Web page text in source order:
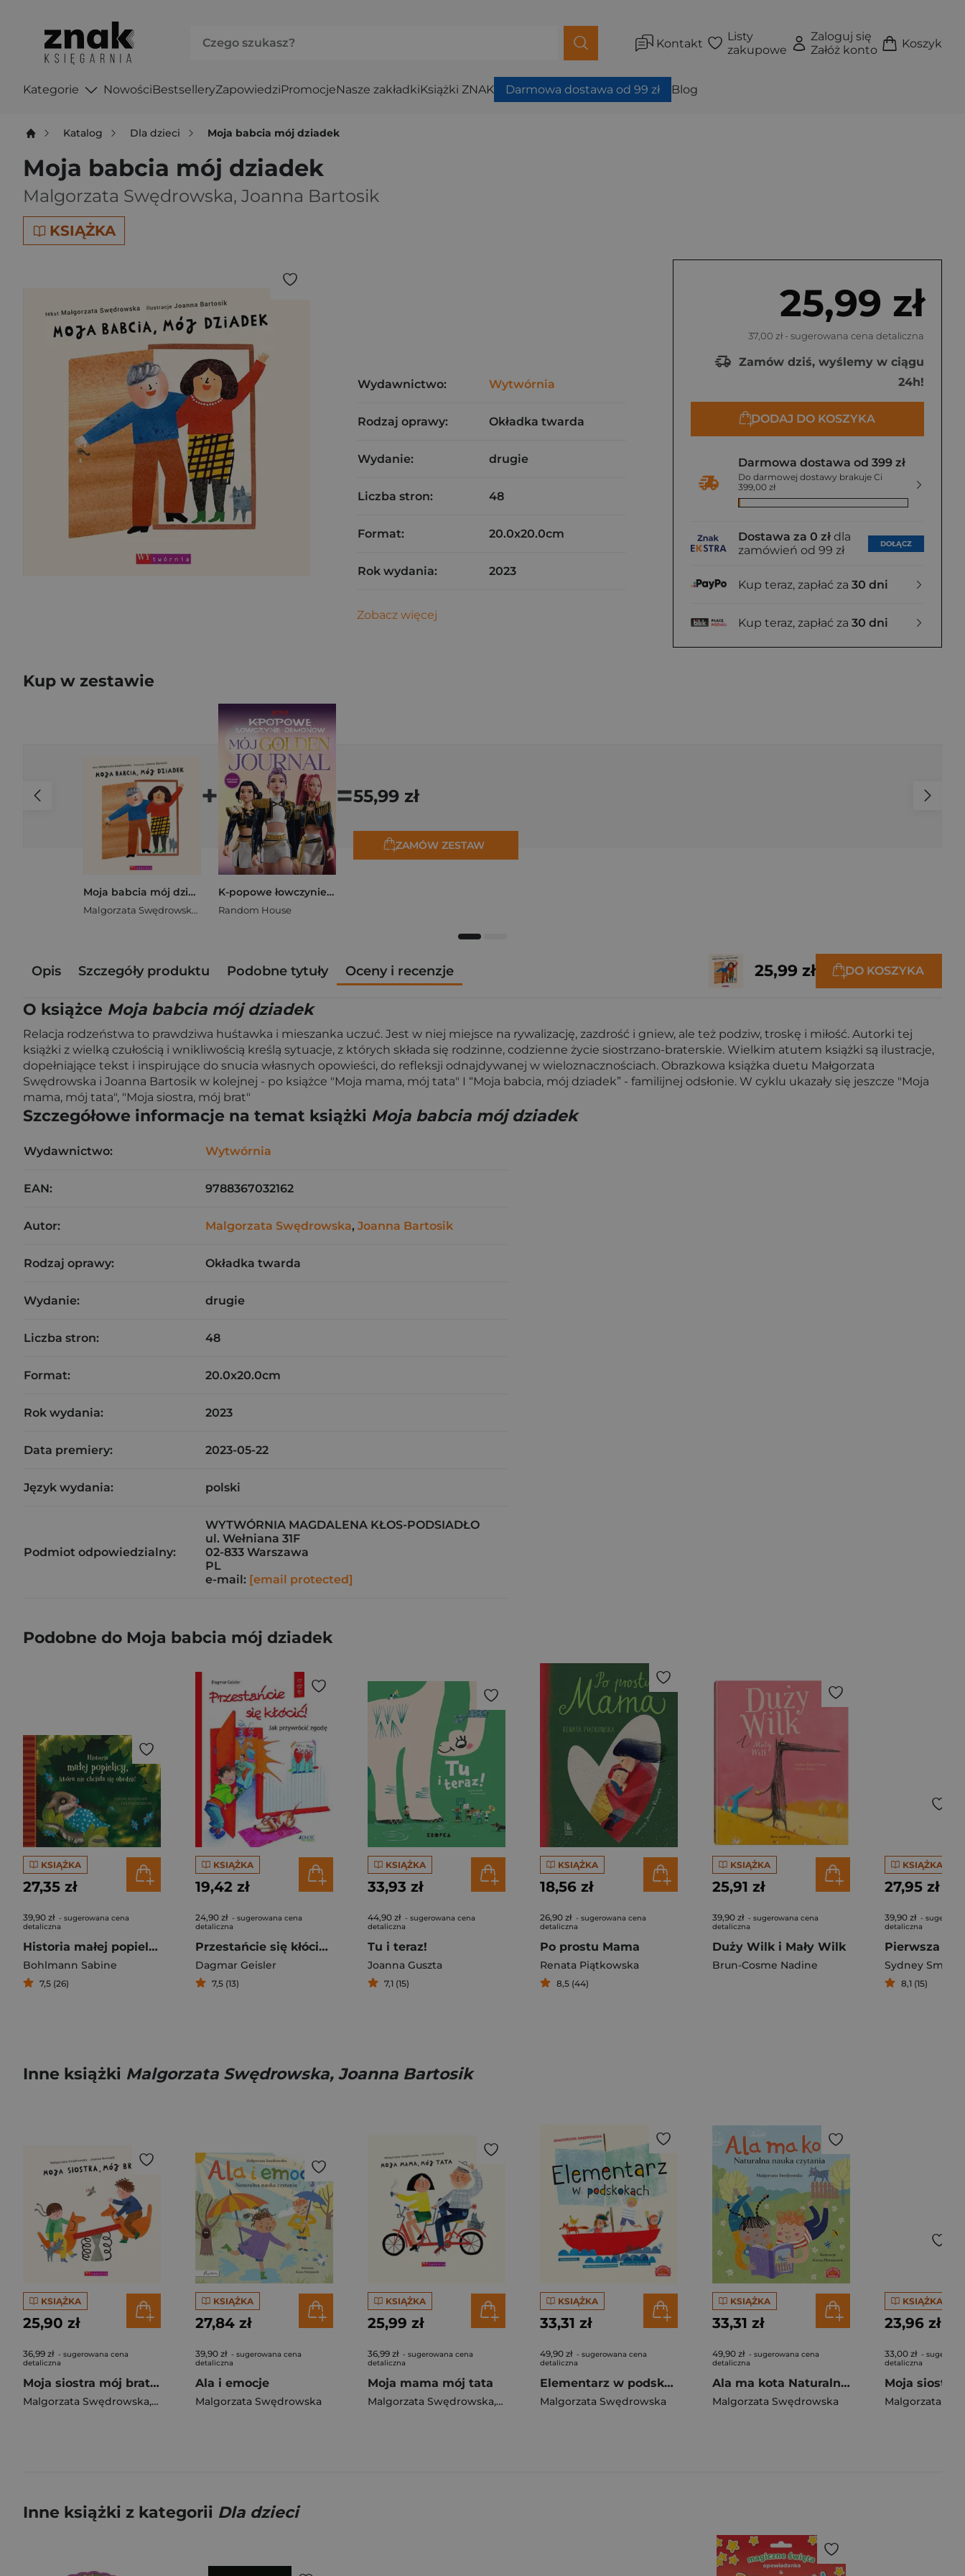
Kontakt
Listy
zakupowe
Zaloguj się
Załóż konto
Koszyk
Kategorie NowościBestselleryZapowiedziPromocjeNasze zakładkiKsiążki ZNAK Darmowa dostawa od 99 zł Blog
Katalog Dla dzieci Moja babcia mój dziadek
Moja babcia mój dziadek
Malgorzata Swędrowska, Joanna Bartosik
KSIĄŻKA
25,99 zł
37,00 zł - sugerowana cena detaliczna
Zamów dziś, wyślemy w ciągu
24h!
DODAJ DO KOSZYKA
Darmowa dostawa od 399 zł
Do darmowej dostawy brakuje Ci
399,00 zł
Dostawa za 0 zł dla
zamówień od 99 zł
DOŁĄCZ
Kup teraz, zapłać za 30 dni
Kup teraz, zapłać za 30 dni
Wydawnictwo: Wytwórnia
Rodzaj oprawy: Okładka twarda
Wydanie: drugie
Liczba stron: 48
Format: 20.0x20.0cm
Rok wydania: 2023
Zobacz więcej
Kup w zestawie
Moja babcia mój dziadek
Malgorzata Swędrowska Joanna Bartosik
+
K-popowe łowczynie demonów. Mój golden journal. Oficjalny dziennik
Random House
=55,99 zł
ZAMÓW ZESTAW
Opis Szczegóły produktu Podobne tytuły Oceny i recenzje 25,99 zł DO KOSZYKA
O książce Moja babcia mój dziadek
Relacja rodzeństwa to prawdziwa huśtawka i mieszanka uczuć. Jest w niej miejsce na rywalizację, zazdrość i gniew, ale też podziw, troskę i miłość. Autorki tej
książki z wielką czułością i wnikliwością kreślą sytuacje, z których składa się rodzinne, codzienne życie siostrzano-braterskie. Wielkim atutem książki są ilustracje,
dopełniające tekst i inspirujące do snucia własnych opowieści, do refleksji odnajdywanej w wieloznacznościach. Obrazkowa książka duetu Małgorzata
Swędrowska i Joanna Bartosik w kolejnej - po książce "Moja mama, mój tata" I “Moja babcia, mój dziadek” - familijnej odsłonie. W cyklu ukazały się jeszcze "Moja
mama, mój tata", "Moja siostra, mój brat"
Szczegółowe informacje na temat książki Moja babcia mój dziadek
Wydawnictwo: Wytwórnia
EAN: 9788367032162
Autor: Malgorzata Swędrowska, Joanna Bartosik
Rodzaj oprawy: Okładka twarda
Wydanie: drugie
Liczba stron: 48
Format: 20.0x20.0cm
Rok wydania: 2023
Data premiery: 2023-05-22
Język wydania: polski
Podmiot odpowiedzialny:
WYTWÓRNIA MAGDALENA KŁOS-PODSIADŁO
ul. Wełniana 31F
02-833 Warszawa
PL
e-mail: [email protected]
Podobne do Moja babcia mój dziadek
KSIĄŻKA
27,35 zł
39,90 zł - sugerowana cena
detaliczna
Historia małej popielicy, która nie chciała się obudzić
Bohlmann Sabine
7,5 (26)
KSIĄŻKA
19,42 zł
24,90 zł - sugerowana cena
detaliczna
Przestańcie się kłócić! Jak przywrócić zgodę
Dagmar Geisler
7,5 (13)
KSIĄŻKA
33,93 zł
44,90 zł - sugerowana cena
detaliczna
Tu i teraz!
Joanna Guszta
7,1 (15)
KSIĄŻKA
18,56 zł
26,90 zł - sugerowana cena
detaliczna
Po prostu Mama
Renata Piątkowska
8,5 (44)
KSIĄŻKA
25,91 zł
39,90 zł - sugerowana cena
detaliczna
Duży Wilk i Mały Wilk
Brun-Cosme Nadine
KSIĄŻKA
27,95 zł
39,90 zł -
detaliczna
Sydney Smith
8,1 (15)
Inne książki Malgorzata Swędrowska, Joanna Bartosik
KSIĄŻKA
25,90 zł
36,99 zł - sugerowana cena
detaliczna
Moja siostra mój brat wyd.2
Malgorzata Swędrowska, Joanna Bartosik
KSIĄŻKA
27,84 zł
39,90 zł - sugerowana cena
detaliczna
Ala i emocje
Malgorzata Swędrowska
KSIĄŻKA
25,99 zł
36,99 zł - sugerowana cena
detaliczna
Moja mama mój tata
Malgorzata Swędrowska, Joanna Bartosik
KSIĄŻKA
33,31 zł
49,90 zł - sugerowana cena
detaliczna
Elementarz w podskokach
Malgorzata Swędrowska
KSIĄŻKA
33,31 zł
49,90 zł - sugerowana cena
detaliczna
Ala ma kota Naturalna nauka czytania
Malgorzata Swędrowska
KSIĄŻKA
23,96 zł
33,00 zł -
detaliczna
Moja siostra
Malgorzata
Inne książki z kategorii Dla dzieci